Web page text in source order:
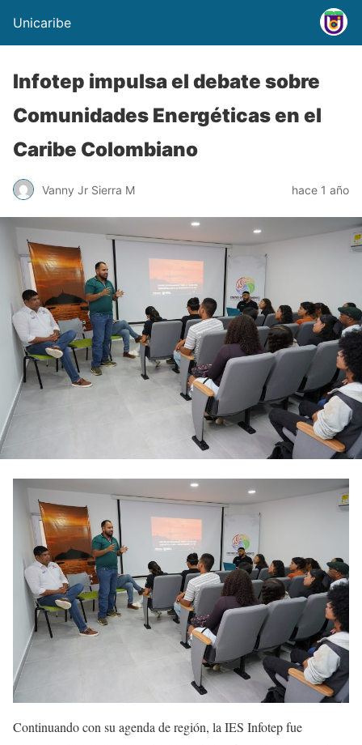
Unicaribe
Infotep impulsa el debate sobre
Comunidades Energéticas en el
Caribe Colombiano
Vanny Jr Sierra M hace 1 año
Continuando con su agenda de región, la IES Infotep fue